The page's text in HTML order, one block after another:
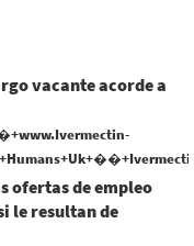
vacante acorde a
ofertas de empleo
le resultan de